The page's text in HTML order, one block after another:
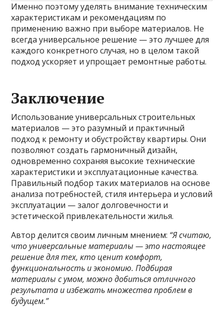
Именно поэтому уделять внимание техническим
характеристикам и рекомендациям по
применению важно при выборе материалов. Не
всегда универсальное решение — это лучшее для
каждого конкретного случая, но в целом такой
подход ускоряет и упрощает ремонтные работы.
Заключение
Использование универсальных строительных
материалов — это разумный и практичный
подход к ремонту и обустройству квартиры. Они
позволяют создать гармоничный дизайн,
одновременно сохраняя высокие технические
характеристики и эксплуатационные качества.
Правильный подбор таких материалов на основе
анализа потребностей, стиля интерьера и условий
эксплуатации — залог долговечности и
эстетической привлекательности жилья.
Автор делится своим личным мнением: “Я считаю,
что универсальные материалы — это настоящее
решение для тех, кто ценит комфорт,
функциональность и экономию. Подбирая
материалы с умом, можно добиться отличного
результата и избежать множества проблем в
будущем.”